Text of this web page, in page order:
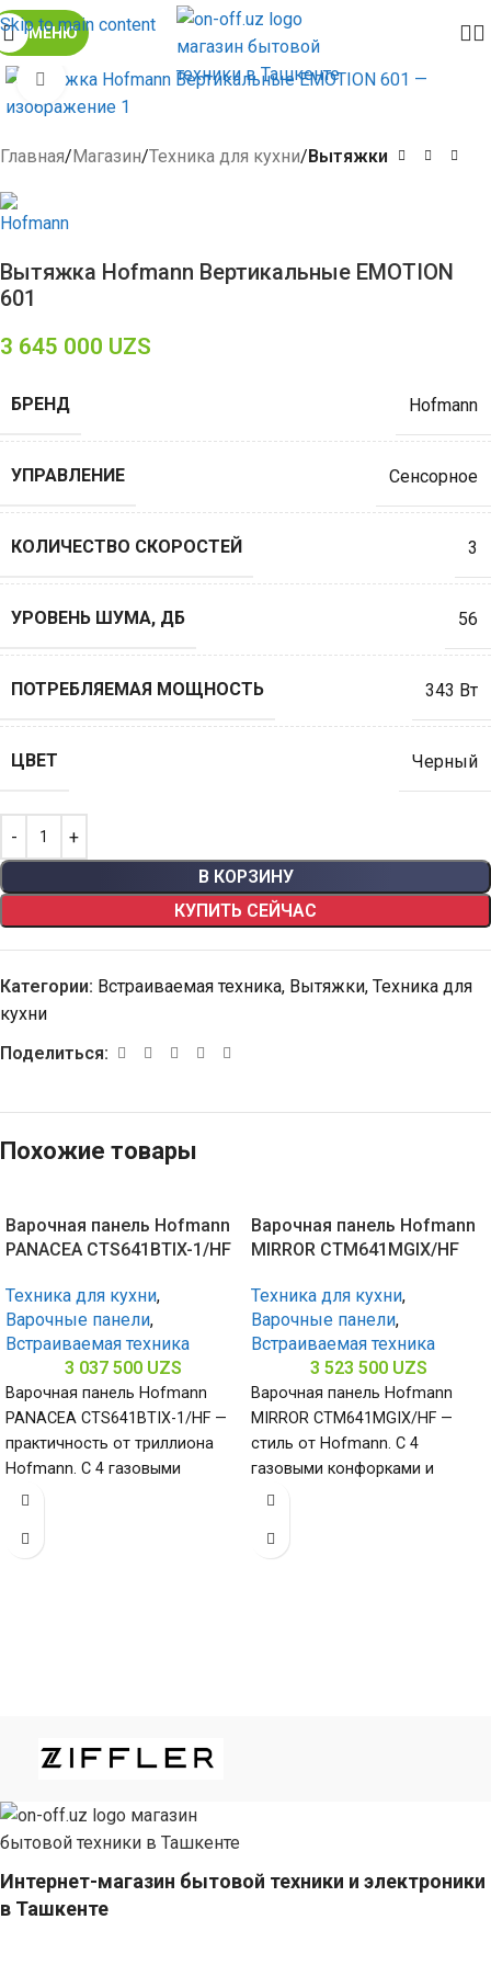
Skip to main content
МЕНЮ
Click to enlarge
Главная Магазин Техника для кухни Вытяжки
Вытяжка Hofmann Вертикальные EMOTION
601
3 645 000 UZS
БРЕНД Hofmann
УПРАВЛЕНИЕ Сенсорное
КОЛИЧЕСТВО СКОРОСТЕЙ 3
УРОВЕНЬ ШУМА, ДБ 56
ПОТРЕБЛЯЕМАЯ МОЩНОСТЬ 343 Вт
ЦВЕТ Черный
В КОРЗИНУ
КУПИТЬ СЕЙЧАС
Категории: Встраиваемая техника, Вытяжки, Техника для
кухни
Поделиться:
Похожие товары
Варочная панель Hofmann
PANACEA CTS641BTIX-1/HF
Техника для кухни,
Варочные панели,
Встраиваемая техника
3 037 500 UZS
Варочная панель Hofmann
PANACEA CTS641BTIX-1/HF —
практичность от триллиона
Hofmann. С 4 газовыми
конфорками и поверхностью
(габариты
Варочная панель Hofmann
MIRROR CTM641MGIX/HF
Техника для кухни,
Варочные панели,
Встраиваемая техника
3 523 500 UZS
Варочная панель Hofmann
MIRROR CTM641MGIX/HF —
стиль от Hofmann. С 4
газовыми конфорками и
поверхностью из
(габариты 65
Интернет-магазин бытовой техники и электроники
в Ташкенте